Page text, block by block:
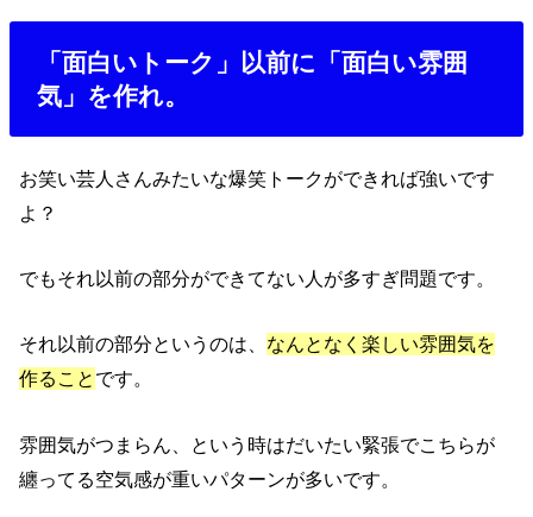
「面白いトーク」以前に「面白い雰囲
気」を作れ。
お笑い芸人さんみたいな爆笑トークができれば強いです
よ？
でもそれ以前の部分ができてない人が多すぎ問題です。
それ以前の部分というのは、 なんとなく楽しい雰囲気を
作ること です。
雰囲気がつまらん、という時はだいたい緊張でこちらが
纏ってる空気感が重いパターンが多いです。